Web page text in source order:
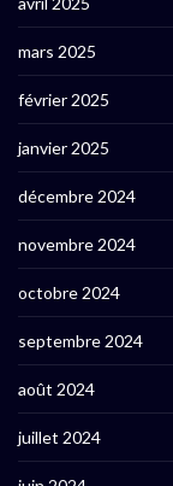
mars 2025
février 2025
janvier 2025
décembre 2024
novembre 2024
octobre 2024
septembre 2024
août 2024
juillet 2024